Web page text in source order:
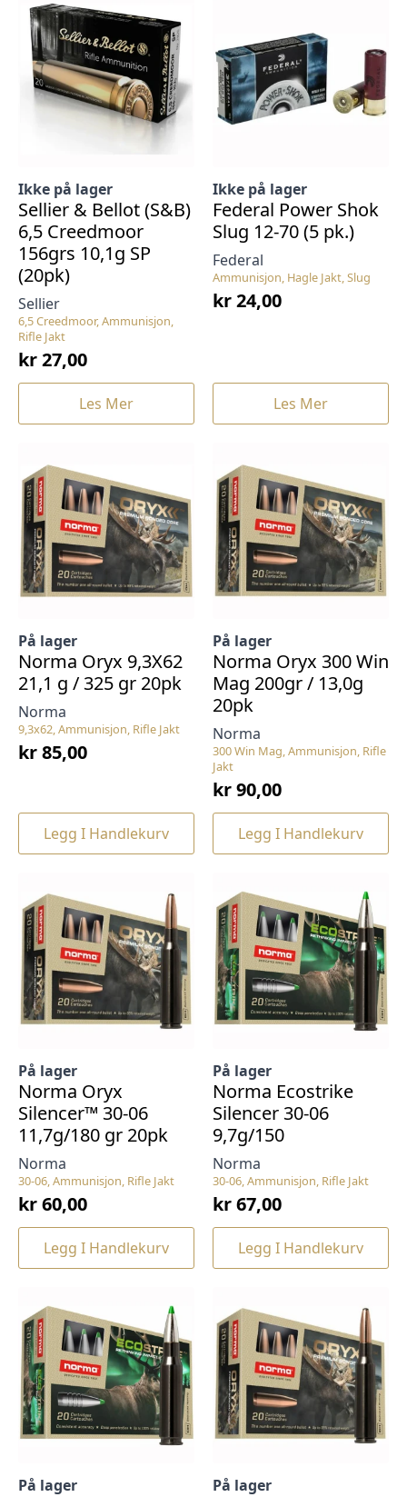
6,5 Creedmoor, Ammunisjon,
Rifle Jakt
Sellier
Ikke på lager
Sellier & Bellot (S&B)
6,5 Creedmoor
156grs 10,1g SP
(20pk)
kr27,00
Les Mer
Ammunisjon, Hagle Jakt, Slug
Federal
Ikke på lager
Federal Power Shok
Slug 12-70 (5 pk.)
kr24,00
Les Mer
9,3x62, Ammunisjon, Rifle Jakt
Norma
På lager
Norma Oryx 9,3X62
21,1 g / 325 gr 20pk
kr85,00
Legg I Handlekurv
300 Win Mag, Ammunisjon, Rifle
Jakt
Norma
På lager
Norma Oryx 300 Win
Mag 200gr / 13,0g
20pk
kr90,00
Legg I Handlekurv
30-06, Ammunisjon, Rifle Jakt
Norma
På lager
Norma Oryx
Silencer™ 30-06
11,7g/180 gr 20pk
kr60,00
Legg I Handlekurv
30-06, Ammunisjon, Rifle Jakt
Norma
På lager
Norma Ecostrike
Silencer 30-06
9,7g/150
kr67,00
Legg I Handlekurv
På lager På lager